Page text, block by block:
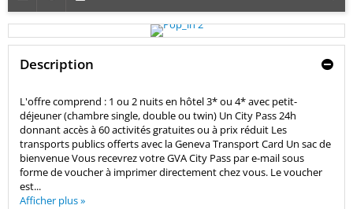
Description
L'offre comprend : 1 ou 2 nuits en hôtel 3* ou 4* avec petit-
déjeuner (chambre single, double ou twin) Un City Pass 24h
donnant accès à 60 activités gratuites ou à prix réduit Les
transports publics offerts avec la Geneva Transport Card Un sac de
bienvenue Vous recevrez votre GVA City Pass par e-mail sous
forme de voucher à imprimer directement chez vous. Le voucher
est...
Afficher plus »